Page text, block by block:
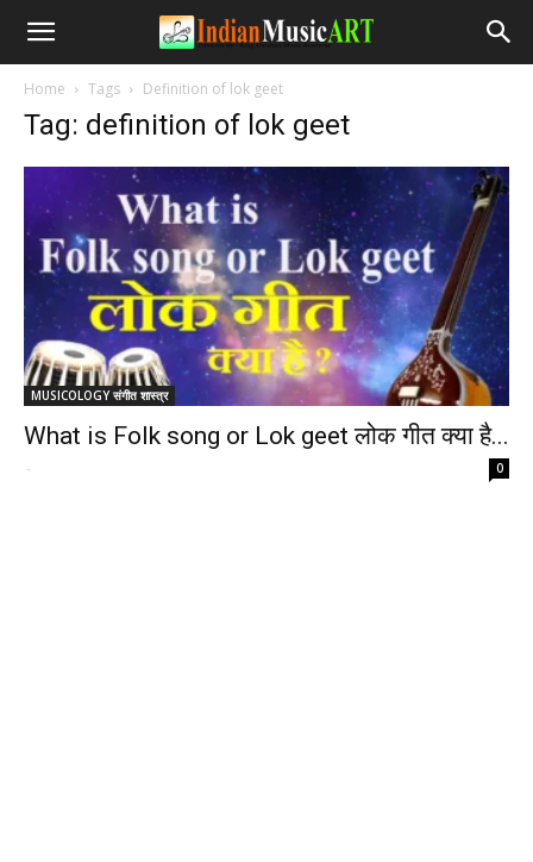
Home Tags Definition of lok geet
Tag: definition of lok geet
MUSICOLOGY संगीत शास्त्र
What is Folk song or Lok geet लोक गीत क्या है...
- 0